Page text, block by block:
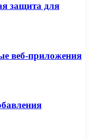
защита для
веб-приложения